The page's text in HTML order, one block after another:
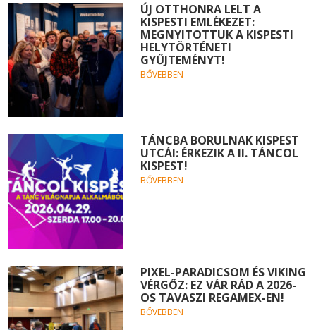
ÚJ OTTHONRA LELT A
KISPESTI EMLÉKEZET:
MEGNYITOTTUK A KISPESTI
HELYTÖRTÉNETI
GYŰJTEMÉNYT!
BŐVEBBEN
TÁNCBA BORULNAK KISPEST
UTCÁI: ÉRKEZIK A II. TÁNCOL
KISPEST!
BŐVEBBEN
PIXEL-PARADICSOM ÉS VIKING
VÉRGŐZ: EZ VÁR RÁD A 2026-
OS TAVASZI REGAMEX-EN!
BŐVEBBEN